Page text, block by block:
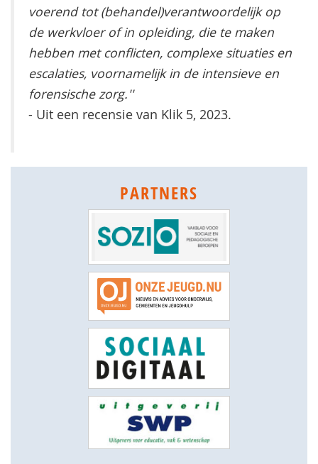
voerend tot (behandel)verantwoordelijk op
de werkvloer of in opleiding, die te maken
hebben met conflicten, complexe situaties en
escalaties, voornamelijk in de intensieve en
forensische zorg.''
- Uit een recensie van Klik 5, 2023.
PARTNERS